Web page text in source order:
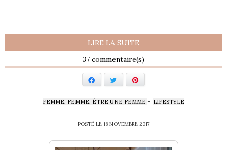
LIRE LA SUITE
37
FacebookTwitter
FEMME, FEMME, ÊTRE UNE FEMME - LIFESTYLE
POSTÉ LE18 NOVEMBRE 2017